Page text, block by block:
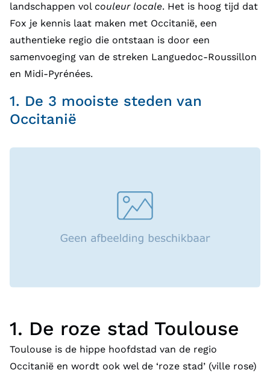
landschappen vol couleur locale. Het is hoog tijd dat
Fox je kennis laat maken met Occitanië, een
authentieke regio die ontstaan is door een
samenvoeging van de streken Languedoc-Roussillon
en Midi-Pyrénées.
1. De 3 mooiste steden van
Occitanië
1. De roze stad Toulouse
Toulouse is de hippe hoofdstad van de regio
Occitanië en wordt ook wel de ‘roze stad’ (ville rose)